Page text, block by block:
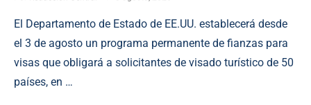
El Departamento de Estado de EE.UU. establecerá desde
el 3 de agosto un programa permanente de fianzas para
visas que obligará a solicitantes de visado turístico de 50
países, en …